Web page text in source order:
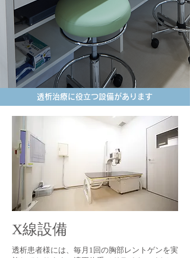
透析治療に役立つ設備があります
X線設備
透析患者様には、毎月1回の胸部レントゲンを実